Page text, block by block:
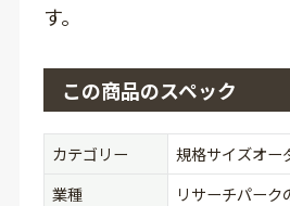
す。
この商品のスペック
カテゴリー
規格サイズオー
業種
リサーチパーク